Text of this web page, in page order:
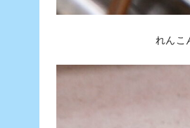
れんこ